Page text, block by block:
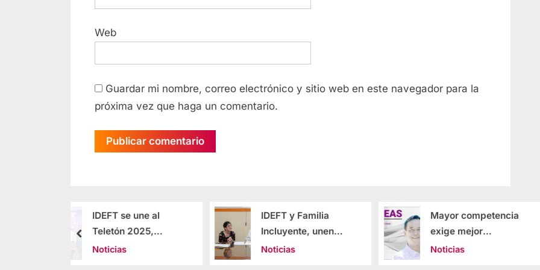
Web
Guardar mi nombre, correo electrónico y sitio web en este navegador para la
próxima vez que haga un comentario.
IDEFT y Familia
Incluyente, unen
Mayor competencia
exige mejor
IDEFT
capacitación
alianzas